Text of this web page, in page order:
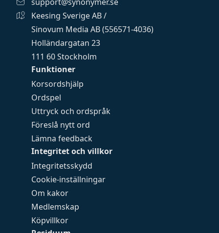
Funktioner
Korsordshjälp
Ordspel
Uttryck och ordspråk
Föreslå nytt ord
Lämna feedback
Integritet och villkor
Integritetsskydd
Cookie-inställningar
Om kakor
Medlemskap
Köpvillkor
Keesing Sverige AB /
Sinovum Media AB (556571-4036)
Holländargatan 23
111 60 Stockholm